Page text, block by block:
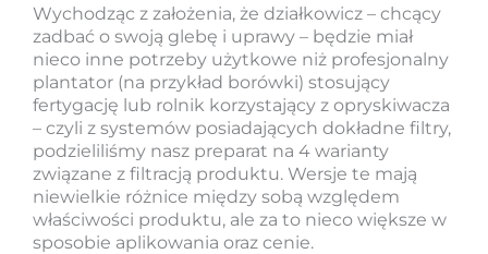
Wychodząc z założenia, że działkowicz – chcący
zadbać o swoją glebę i uprawy – będzie miał
nieco inne potrzeby użytkowe niż profesjonalny
plantator (na przykład borówki) stosujący
fertygację lub rolnik korzystający z opryskiwacza
– czyli z systemów posiadających dokładne filtry,
podzieliliśmy nasz preparat na 4 warianty
związane z filtracją produktu. Wersje te mają
niewielkie różnice między sobą względem
właściwości produktu, ale za to nieco większe w
sposobie aplikowania oraz cenie.